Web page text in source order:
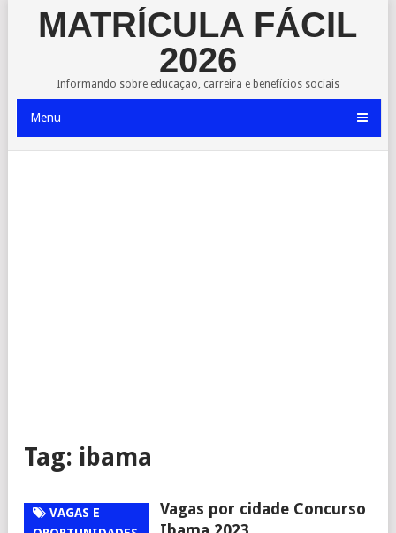
MATRÍCULA FÁCIL
2026
Informando sobre educação, carreira e benefícios sociais
Menu
Tag: ibama
VAGAS E
Vagas por cidade Concurso